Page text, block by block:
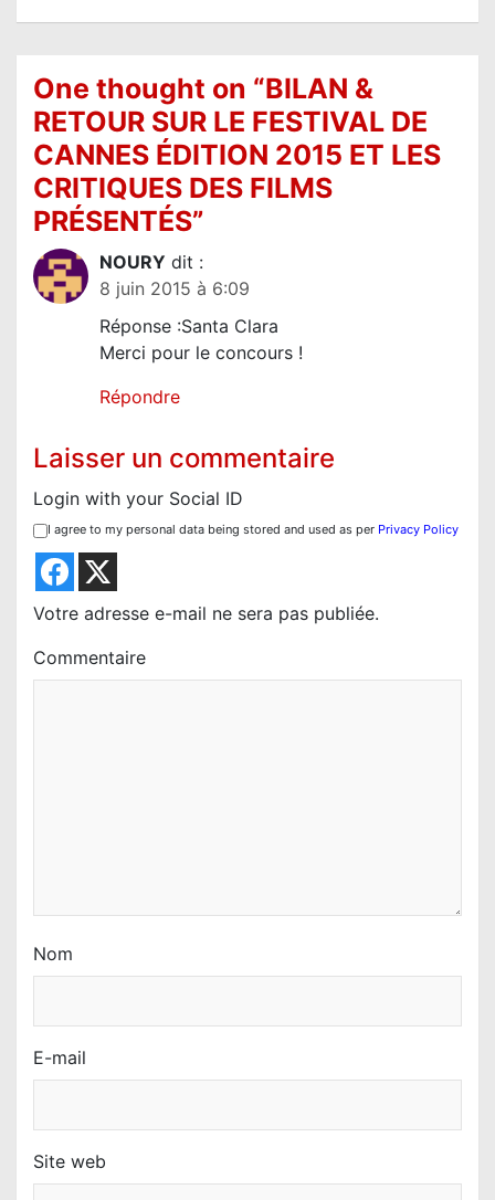
One thought on “BILAN &
RETOUR SUR LE FESTIVAL DE
CANNES ÉDITION 2015 ET LES
CRITIQUES DES FILMS
PRÉSENTÉS”
NOURY dit :
8 juin 2015 à 6:09
Réponse :Santa Clara
Merci pour le concours !
Répondre
Laisser un commentaire
Login with your Social ID
I agree to my personal data being stored and used as per Privacy Policy
Votre adresse e-mail ne sera pas publiée.
Commentaire
Nom
E-mail
Site web